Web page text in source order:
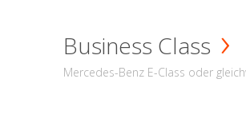
Business Class
Mercedes-Benz E-Class oder